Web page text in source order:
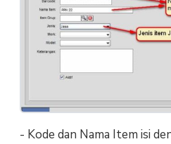
- Kode dan Nama Item isi